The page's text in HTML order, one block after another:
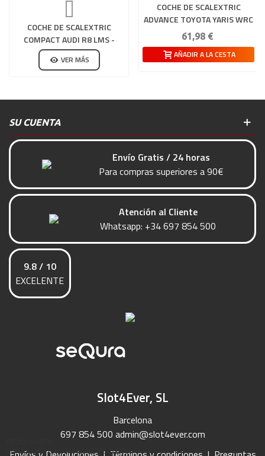
PARA COMPRAS SUPERIORES A 90€
COCHE DE SCALEXTRIC
COMPACT AUDI R8 LMS -
ROSSI
VER MÁS
COCHE DE SCALEXTRIC
ADVANCE TOYOTA YARIS WRC
- MONTECARLO 23
61,98 €
AÑADIR A LA CESTA
SU CUENTA
Envío Gratis / 24 horas
Para compras superiores a 90€
Atención al Cliente
Whatsapp: +34 697 854 500
9.8 / 10
EXCELENTE
Slot4Ever, SL
Barcelona
697 854 500 admin@slot4ever.com